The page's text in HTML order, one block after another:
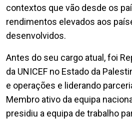
contextos que vão desde os
rendimentos elevados aos
desenvolvidos.
Antes do seu cargo atual, foi
da UNICEF no Estado da
e operações e liderando
Membro ativo da equipa
presidiu a equipa de trabalho